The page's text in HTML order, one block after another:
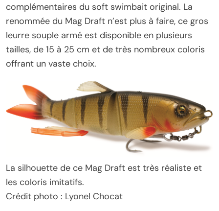
complémentaires du soft swimbait original. La
renommée du Mag Draft n’est plus à faire, ce gros
leurre souple armé est disponible en plusieurs
tailles, de 15 à 25 cm et de très nombreux coloris
offrant un vaste choix.
La silhouette de ce Mag Draft est très réaliste et
les coloris imitatifs.
Crédit photo : Lyonel Chocat